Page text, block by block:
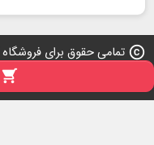

copyright تمامی حقوق برای